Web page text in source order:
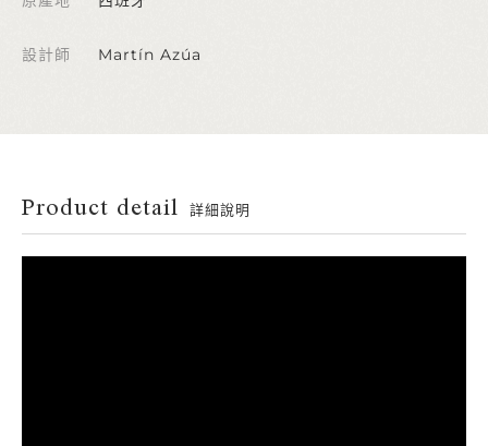
設計師 Martín Azúa
Product detail 詳細說明